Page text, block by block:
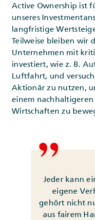
Active Ownership ist
unseres
langfristige
Teilweise bleiben wir
Unternehmen mit
investiert, wie z. B.
Luftfahrt, und
Aktionär zu nutzen,
einem
Wirtschaften zu
Jeder kann
eigene
gehört nicht
aus fairem